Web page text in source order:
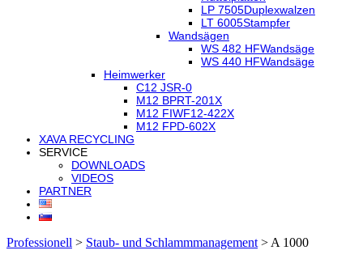
LP 7505Duplexwalzen
LT 6005Stampfer
Wandsägen
WS 482 HFWandsäge
WS 440 HFWandsäge
Heimwerker
C12 JSR-0
M12 BPRT-201X
M12 FIWF12-422X
M12 FPD-602X
XAVA RECYCLING
SERVICE
DOWNLOADS
VIDEOS
PARTNER
Professionell > Staub- und Schlammmanagement > A 1000